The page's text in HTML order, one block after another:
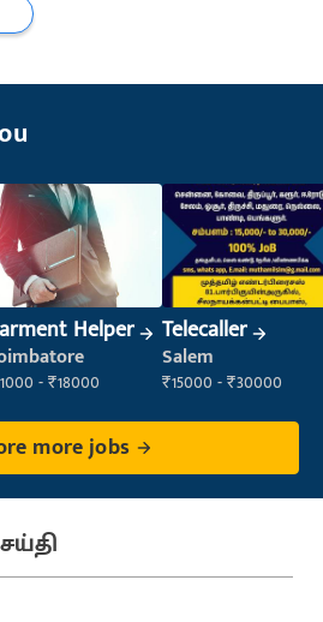
Helper
- ₹18000
Telecaller
Salem
₹15000 - ₹30000
more jobs